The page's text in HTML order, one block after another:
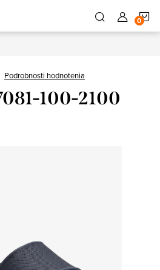
Podrobnosti hodnotenia
100-2100